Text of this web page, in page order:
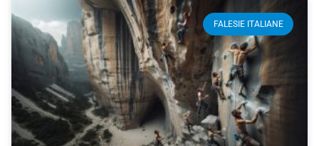
FALESIE ITALIANE